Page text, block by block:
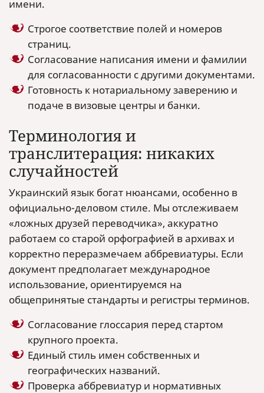
имени.
Строгое соответствие полей и номеров
страниц.
Согласование написания имени и фамилии
для согласованности с другими документами.
Готовность к нотариальному заверению и
подаче в визовые центры и банки.
Терминология и
транслитерация: никаких
случайностей
Украинский язык богат нюансами, особенно в
официально-деловом стиле. Мы отслеживаем
«ложных друзей переводчика», аккуратно
работаем со старой орфографией в архивах и
корректно переразмечаем аббревиатуры. Если
документ предполагает международное
использование, ориентируемся на
общепринятые стандарты и регистры терминов.
Согласование глоссария перед стартом
крупного проекта.
Единый стиль имен собственных и
географических названий.
Проверка аббревиатур и нормативных